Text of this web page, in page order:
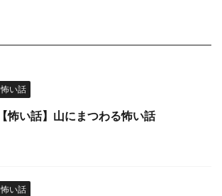
怖い話
【怖い話】山にまつわる怖い話
怖い話